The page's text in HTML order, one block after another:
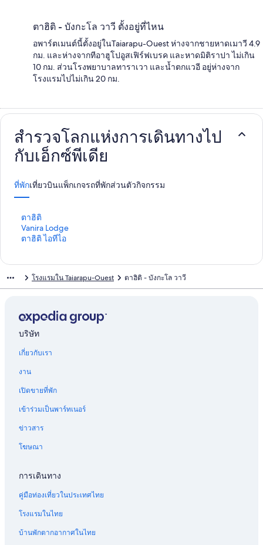
ตาฮิติ - บังกะโล วาวี ตั้งอยู่ที่ไหน
อพาร์ตเมนต์นี้ตั้งอยู่ในTaiarapu-Ouest ห่างจากชายหาดเมาวี 4.9
กม. และห่างจากทีอาฮูโปอูสเฟิร์ฟเบรค และหาดมิติราปา ไม่เกิน
10 กม. ส่วนโรงพยาบาลทาราเวา และน้ำตกแวอี อยู่ห่างจาก
โรงแรมไปไม่เกิน 20 กม.
สำรวจโลกแห่งการเดินทางไป
กับเอ็กซ์พีเดีย
ที่พักเที่ยวบินแพ็กเกจรถที่พักส่วนตัวกิจกรรม
ตาฮิติ
ลิ
ง
ก์
ร
ฐ
น
สำ
ห
บ
า
ฮิ
ติ
Vanira Lodge
ลิ
ง
ต
ร
า
น
สำ
รั
V
a
n
i
a
o
e
ตาฮิติ ไอทีไอ
ลิ
า
ต
ฐ
า
น
ห
บ
ต
า
ฮิ
ไ
ที
โรงแรมใน Taiarapu-Ouest ตาฮิติ - บังกะโล วาวี
บริษัท
เกี่ยวกับเรา
งาน
เปิดขายที่พัก
เข้าร่วมเป็นพาร์ทเนอร์
ข่าวสาร
โฆษณา
การเดินทาง
คู่มือท่องเที่ยวในประเทศไทย
โรงแรมในไทย
บ้านพักตากอากาศในไทย